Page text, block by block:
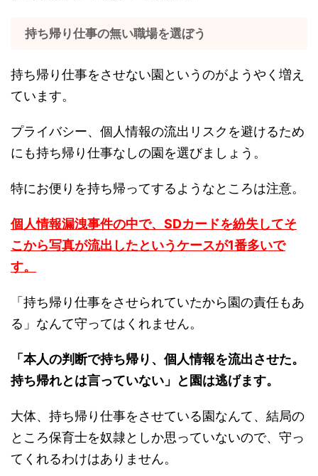
持ち帰り仕事の無い職場を選ぼう
持ち帰り仕事をさせない園というのがようやく増え
ています。
プライバシー、個人情報の流出リスクを避けるため
にも持ち帰り仕事なしの園を選びましょう。
特にお便りを持ち帰ってするようなところは注意。
個人情報漏洩事件の中で、SDカードを紛失してそ
こから写真が流出したというケースが1番多いで
す。
「持ち帰り仕事をさせられていたから園の責任もあ
る」なんて守ってはくれません。
「本人の判断で持ち帰り、個人情報を流出させた。
持ち帰れとは言っていない」と園は逃げます。
大体、持ち帰り仕事をさせている園なんて、結局の
ところ保育士を奴隷としか思っていないので、守っ
てくれるわけはありません。